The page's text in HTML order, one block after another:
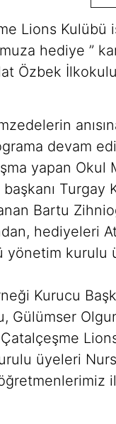
Lions Kulübü
hediye ”
Özbek
devam
yapan Okul
Turgay
Bartu
hediyeleri
kurulu
Kurucu
Gülümser
üyeleri